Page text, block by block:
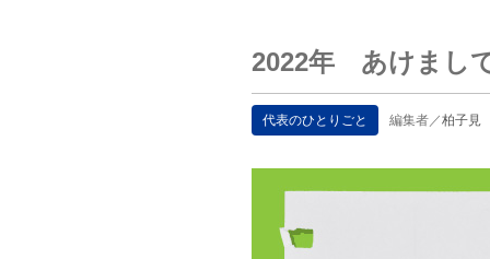
2022年 あけまし
代表のひとりごと 編集者／柏子見